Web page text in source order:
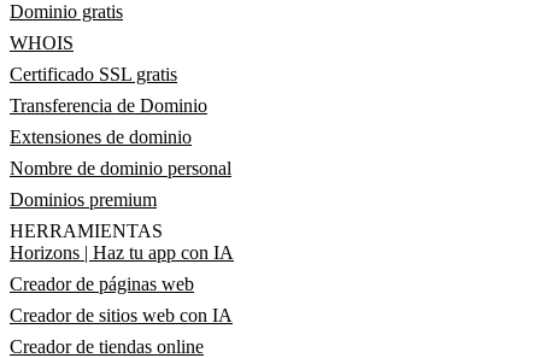
Dominio gratis
WHOIS
Certificado SSL gratis
Transferencia de Dominio
Extensiones de dominio
Nombre de dominio personal
Dominios premium
HERRAMIENTAS
Horizons | Haz tu app con IA
Creador de páginas web
Creador de sitios web con IA
Creador de tiendas online